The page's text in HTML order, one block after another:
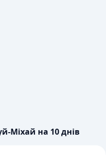
Міхай на 10 днів